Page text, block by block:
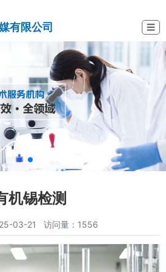
有限公司 ☰
机锡检测
03-21 访问量：1556